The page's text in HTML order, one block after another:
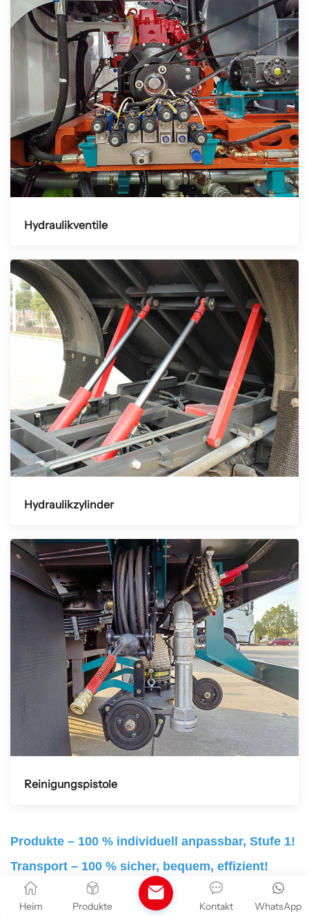
Hydraulikventile
Hydraulikzylinder
Reinigungspistole
Produkte – 100 % individuell anpassbar, Stufe 1!
Transport – 100 % sicher, bequem, effizient!
Serviceleistungen – 24-Stunden-
Heim Produkte WhatsApp
Kontakt